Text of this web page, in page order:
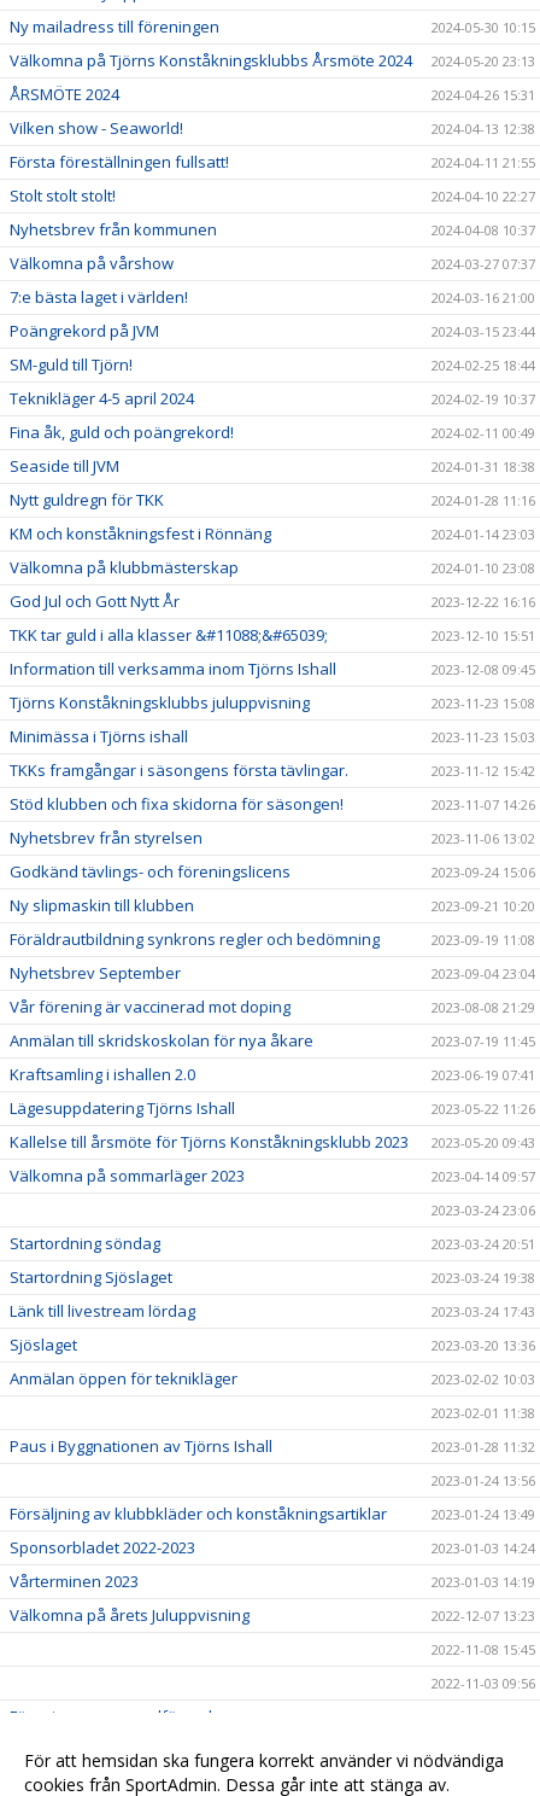
Ny mailadress till föreningen 2024-05-30 10:15
Välkomna på Tjörns Konståkningsklubbs Årsmöte 2024 2024-05-20 23:13
ÅRSMÖTE 2024 2024-04-26 15:31
Vilken show - Seaworld! 2024-04-13 12:38
Första föreställningen fullsatt! 2024-04-11 21:55
Stolt stolt stolt! 2024-04-10 22:27
Nyhetsbrev från kommunen 2024-04-08 10:37
Välkomna på vårshow 2024-03-27 07:37
7:e bästa laget i världen! 2024-03-16 21:00
Poängrekord på JVM 2024-03-15 23:44
SM-guld till Tjörn! 2024-02-25 18:44
Teknikläger 4-5 april 2024 2024-02-19 10:37
Fina åk, guld och poängrekord! 2024-02-11 00:49
Seaside till JVM 2024-01-31 18:38
Nytt guldregn för TKK 2024-01-28 11:16
KM och konståkningsfest i Rönnäng 2024-01-14 23:03
Välkomna på klubbmästerskap 2024-01-10 23:08
God Jul och Gott Nytt År 2023-12-22 16:16
TKK tar guld i alla klasser &#11088;&#65039; 2023-12-10 15:51
Information till verksamma inom Tjörns Ishall 2023-12-08 09:45
Tjörns Konståkningsklubbs juluppvisning 2023-11-23 15:08
Minimässa i Tjörns ishall 2023-11-23 15:03
TKKs framgångar i säsongens första tävlingar. 2023-11-12 15:42
Stöd klubben och fixa skidorna för säsongen! 2023-11-07 14:26
Nyhetsbrev från styrelsen 2023-11-06 13:02
Godkänd tävlings- och föreningslicens 2023-09-24 15:06
Ny slipmaskin till klubben 2023-09-21 10:20
Föräldrautbildning synkrons regler och bedömning 2023-09-19 11:08
Nyhetsbrev September 2023-09-04 23:04
Vår förening är vaccinerad mot doping 2023-08-08 21:29
Anmälan till skridskoskolan för nya åkare 2023-07-19 11:45
Kraftsamling i ishallen 2.0 2023-06-19 07:41
Lägesuppdatering Tjörns Ishall 2023-05-22 11:26
Kallelse till årsmöte för Tjörns Konståkningsklubb 2023 2023-05-20 09:43
Välkomna på sommarläger 2023
2023-04-14 09:57
2023-03-24 23:06
Startordning söndag 2023-03-24 20:51
Startordning Sjöslaget 2023-03-24 19:38
Länk till livestream lördag 2023-03-24 17:43
Sjöslaget 2023-03-20 13:36
Anmälan öppen för teknikläger
2023-02-02 10:03
2023-02-01 11:38
Paus i Byggnationen av Tjörns Ishall
2023-01-28 11:32
2023-01-24 13:56
Försäljning av klubbkläder och konståkningsartiklar 2023-01-24 13:49
Sponsorbladet 2022-2023 2023-01-03 14:24
Vårterminen 2023 2023-01-03 14:19
Välkomna på årets Juluppvisning
2022-12-07 13:23
2022-11-08 15:45
2022-11-03 09:56
Föreningens nya ordförande
Kallelse till årsmöte 2022-06-15 16:42
Renovering av ishallen 2022-06-09 16:41
För att hemsidan ska fungera korrekt använder vi nödvändiga
cookies från SportAdmin. Dessa går inte att stänga av.